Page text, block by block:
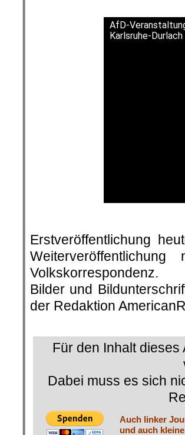
AfD-
Karlsruhe-Durlach
Erstveröffentlichung
Volkskorrespondenz.
Bilder und
der Redaktion
Für den Inhalt dieses
Dabei muss es sich
Auch linker
und auch